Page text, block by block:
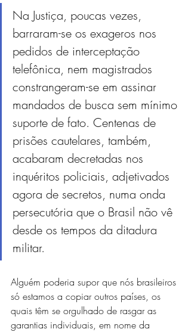
Na Justiça, poucas vezes,
barraram-se os exageros nos
pedidos de interceptação
telefônica, nem magistrados
constrangeram-se em assinar
mandados de busca sem mínimo
suporte de fato. Centenas de
prisões cautelares, também,
acabaram decretadas nos
inquéritos policiais, adjetivados
agora de secretos, numa onda
persecutória que o Brasil não vê
desde os tempos da ditadura
militar.
Alguém poderia supor que nós brasileiros
só estamos a copiar outros países, os
quais têm se orgulhado de rasgar as
garantias individuais, em nome da